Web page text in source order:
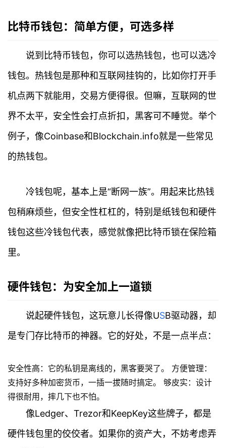
比特币钱包：简单方便，可选多样
说到比特币钱包，你可以选热钱包，也可以选冷
钱包。热钱包是那种和互联网挂钩的，比如你打开手
机点两下就能用，交易方便得很。但嘛，互联网的世
界不太平，安全性会打点折扣，黑客可不睡觉。举个
例子，像Coinbase和Blockchain.info就是一些常见
的热钱包。
冷钱包呢，基本上是“断网一族”。用起来比热钱
包稍麻烦些，但安全性杠杠的，特别是纸钱包和硬件
钱包这些冷钱包代表，感觉就像把比特币锁在保险箱
里。
硬件钱包：为安全加上一道锁
说起硬件钱包，这玩意儿长得像USB驱动器，却
是专门存比特币的神器。它的好处，不是一点半点：
安全性高：它的私钥是离线的，黑客要哭了。 方便管理：
支持好多种加密货币，一插一拔随时搞定。 够皮实：设计
得很耐用，摔几下也不怕。
像Ledger、Trezor和KeepKey这些牌子，都是
硬件钱包里的佼佼者。如果你的资产大，不妨考虑弄